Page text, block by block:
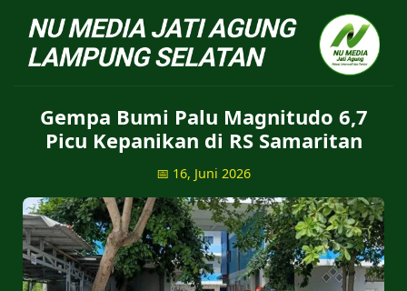
NU Jatiagung - Situs
Gempa Bumi Palu Magnitudo 6,7
Picu Kepanikan di RS Samaritan
📅 16, Juni 2026